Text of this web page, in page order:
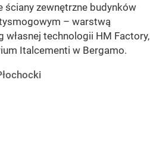
ściany zewnętrzne budynków
– warstwą
własnej technologii HM Factory,
Italcementi w Bergamo.